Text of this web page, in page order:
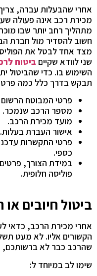
אחרי שהבעלות עברה,
מכירת רכב אינה פעולה
מתהליך רחב יותר שבו
חשוב להסדיר מול חברת
מצד אחד לבטל את
שני לוודא שקיים ביטוח
השימוש בו. כדי שהביטול
תבקש בדרך כלל כמה
פרטי המבוטח הרשום
מספר הרכב שנמכר.
מועד מכירת הרכב.
אישור העברת בעלות.
פרטי התקשרות
כספי.
במידת הצורך,
פוליסה חלופית.
ביטול חיובים
אחרי מכירת הרכב, כדאי
הקשורים אליו. לא מעט
שהרכב כבר לא ברשותכם,
שימו לב במיוחד ל: